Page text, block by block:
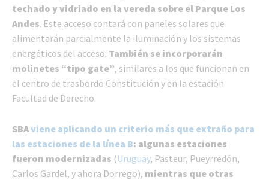
techado y vidriado en la vereda sobre el Parque Los
Andes. Este acceso contará con paneles solares que
alimentarán parcialmente la iluminación y los sistemas
energéticos del acceso. También se incorporarán
molinetes “tipo gate”, similares a los que funcionan en
el centro de trasbordo Constitución y en la estación
Facultad de Derecho.
SBAviene aplicando un criterio más que extraño para
las estaciones de la línea B: algunas estaciones
fueron modernizadas (Uruguay, Pasteur, Pueyrredón,
Carlos Gardel, y ahora Dorrego), mientras que otras